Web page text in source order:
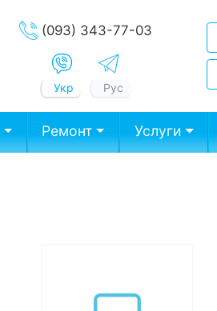
(093) 343-77-03
Укр Рус
Ремонт Услуги